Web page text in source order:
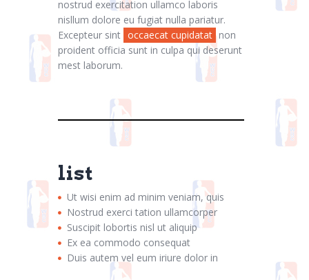
nostrud exercitation ullamco laboris
nisllum dolore eu fugiat nulla pariatur.
Excepteur sint occaecat cupidatat non
proident officia sunt in culpa qui deserunt
mest laborum.
list
Ut wisi enim ad minim veniam, quis
Nostrud exerci tation ullamcorper
Suscipit lobortis nisl ut aliquip
Ex ea commodo consequat
Duis autem vel eum iriure dolor in